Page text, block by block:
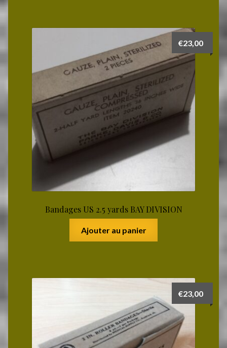
Bandages US 2.5 yards BAY DIVISION
€23,00
Ajouter au panier
€23,00